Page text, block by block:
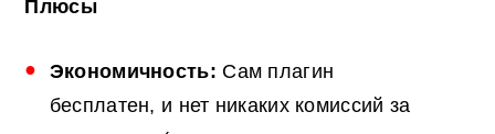
Плюсы
Экономичность: Сам плагин
бесплатен, и нет никаких комиссий за